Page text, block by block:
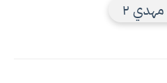
٢